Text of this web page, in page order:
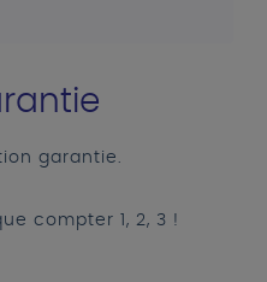
garantie.
compter 1, 2, 3 !